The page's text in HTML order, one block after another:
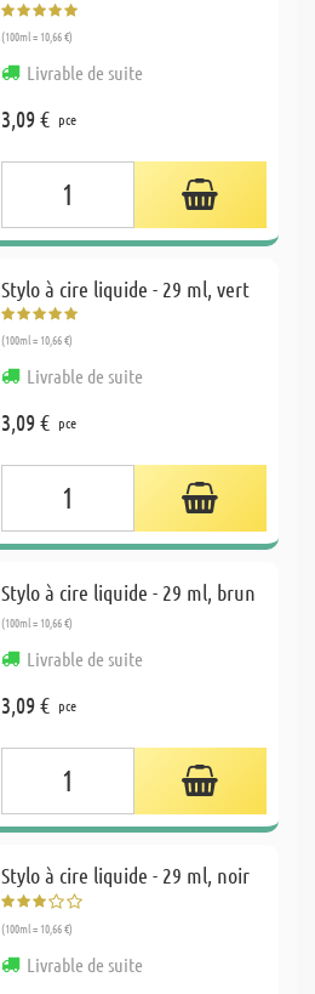
(100ml = 10,66 €)
Livrable de suite
3,09 € pce
Stylo à cire liquide - 29 ml, vert
(100ml = 10,66 €)
Livrable de suite
3,09 € pce
Stylo à cire liquide - 29 ml, brun
(100ml = 10,66 €)
Livrable de suite
3,09 € pce
Stylo à cire liquide - 29 ml, noir
(100ml = 10,66 €)
Livrable de suite